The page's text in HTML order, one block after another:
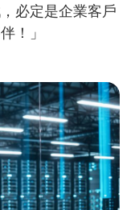
必定是企業客戶
！」